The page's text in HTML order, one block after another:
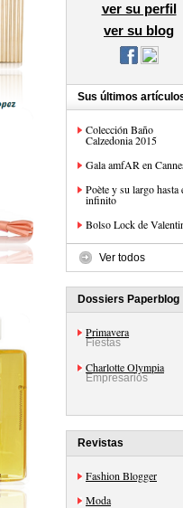
ver su perfil
ver su blog
Sus últimos
Colección Baño
Calzedonia 2015
Gala amfAR en
Poète y su largo hasta
infinito
Bolso Lock de
Ver todos
Dossiers Paperblog
Primavera
Fiestas
Charlotte Olympia
Empresarios
Revistas
Fashion Blogger
Moda